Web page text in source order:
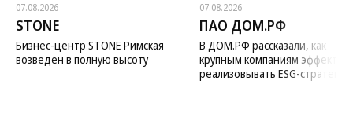
07.08.2026
STONE
Бизнес-центр STONE Римская
возведен в полную высоту
07.08.2026
ПАО ДОМ.РФ
В ДОМ.РФ рассказали, как
крупным компаниям
реализовывать ESG-стратегию